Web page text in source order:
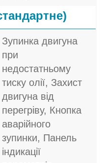
Зупинка двигуна
при
недостатньому
тиску олії, Захист
двигуна від
перегріву, Кнопка
аварійного
зупинки, Панель
індикації